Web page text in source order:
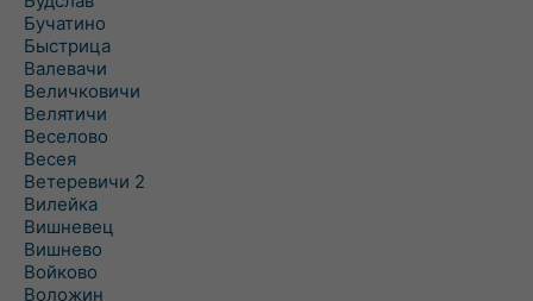
Бучатино
Быстрица
Валевачи
Величковичи
Велятичи
Веселово
Весея
Ветеревичи 2
Вилейка
Вишневец
Вишнево
Войково
Воложин